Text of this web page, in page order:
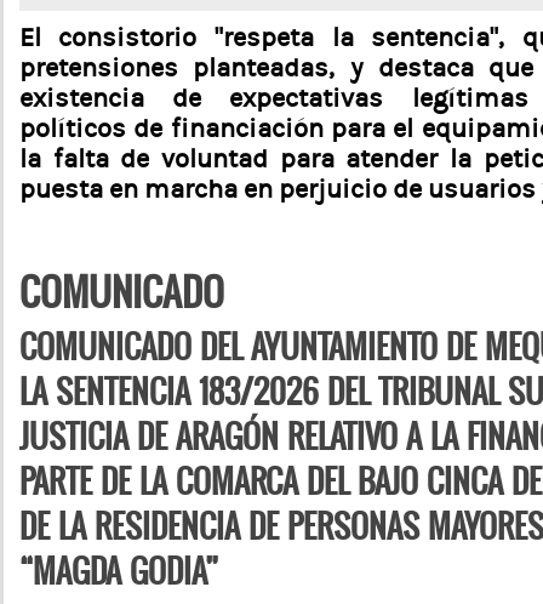
El consistorio “respeta la sentencia",
pretensiones planteadas, y destaca
existencia de expectativas
políticos de financiación para el
la falta de voluntad para atender la
puesta en marcha en perjuicio de
COMUNICADO
COMUNICADO DEL AYUNTAMIENTO DE
LA SENTENCIA 183/2026 DEL TRIBUNAL
JUSTICIA DE ARAGÓN RELATIVO A LA
PARTE DE LA COMARCA DEL BAJO CINCA
DE LA RESIDENCIA DE PERSONAS
“MAGDA GODIA”